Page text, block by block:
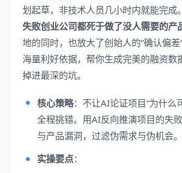
划起草，非技术人员几小时内就能完成
失败创业公司都死于做了没人需要的产
地的同时，也放大了创始人的“确认偏
海量利好依据，帮你生成完美的融资数
掉进最深的坑。
核心策略：不让AI论证项目“为什么
全程挑错。用AI反向推演项目的失
与产品漏洞，过滤伪需求与伪机会。
实操要点：